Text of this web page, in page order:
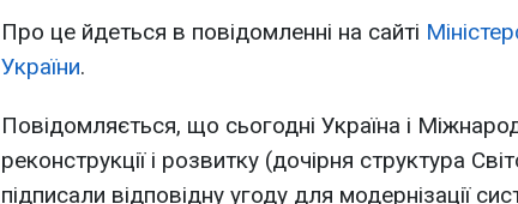
Про це йдеться в повідомленні на сайті
України.
Повідомляється, що сьогодні Україна і
реконструкції і розвитку (дочірня структура
підписали відповідну угоду для модернізації